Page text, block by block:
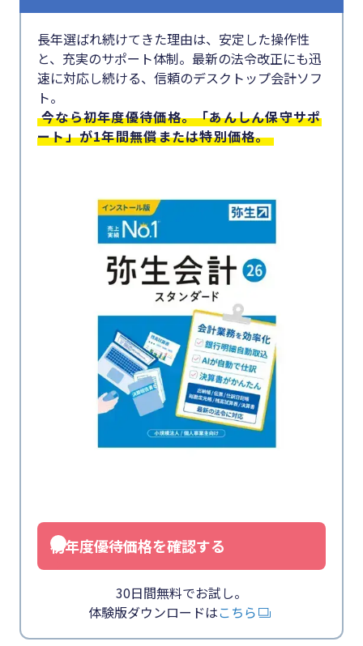
長年選ばれ続けてきた理由は、安定した操作性
と、充実のサポート体制。最新の法令改正にも迅
速に対応し続ける、信頼のデスクトップ会計ソフ
ト。
今なら初年度優待価格。「あんしん保守サポ
ート」が1年間無償または特別価格。
初年度優待価格を確認する
30日間無料でお試し。
体験版ダウンロードはこちら